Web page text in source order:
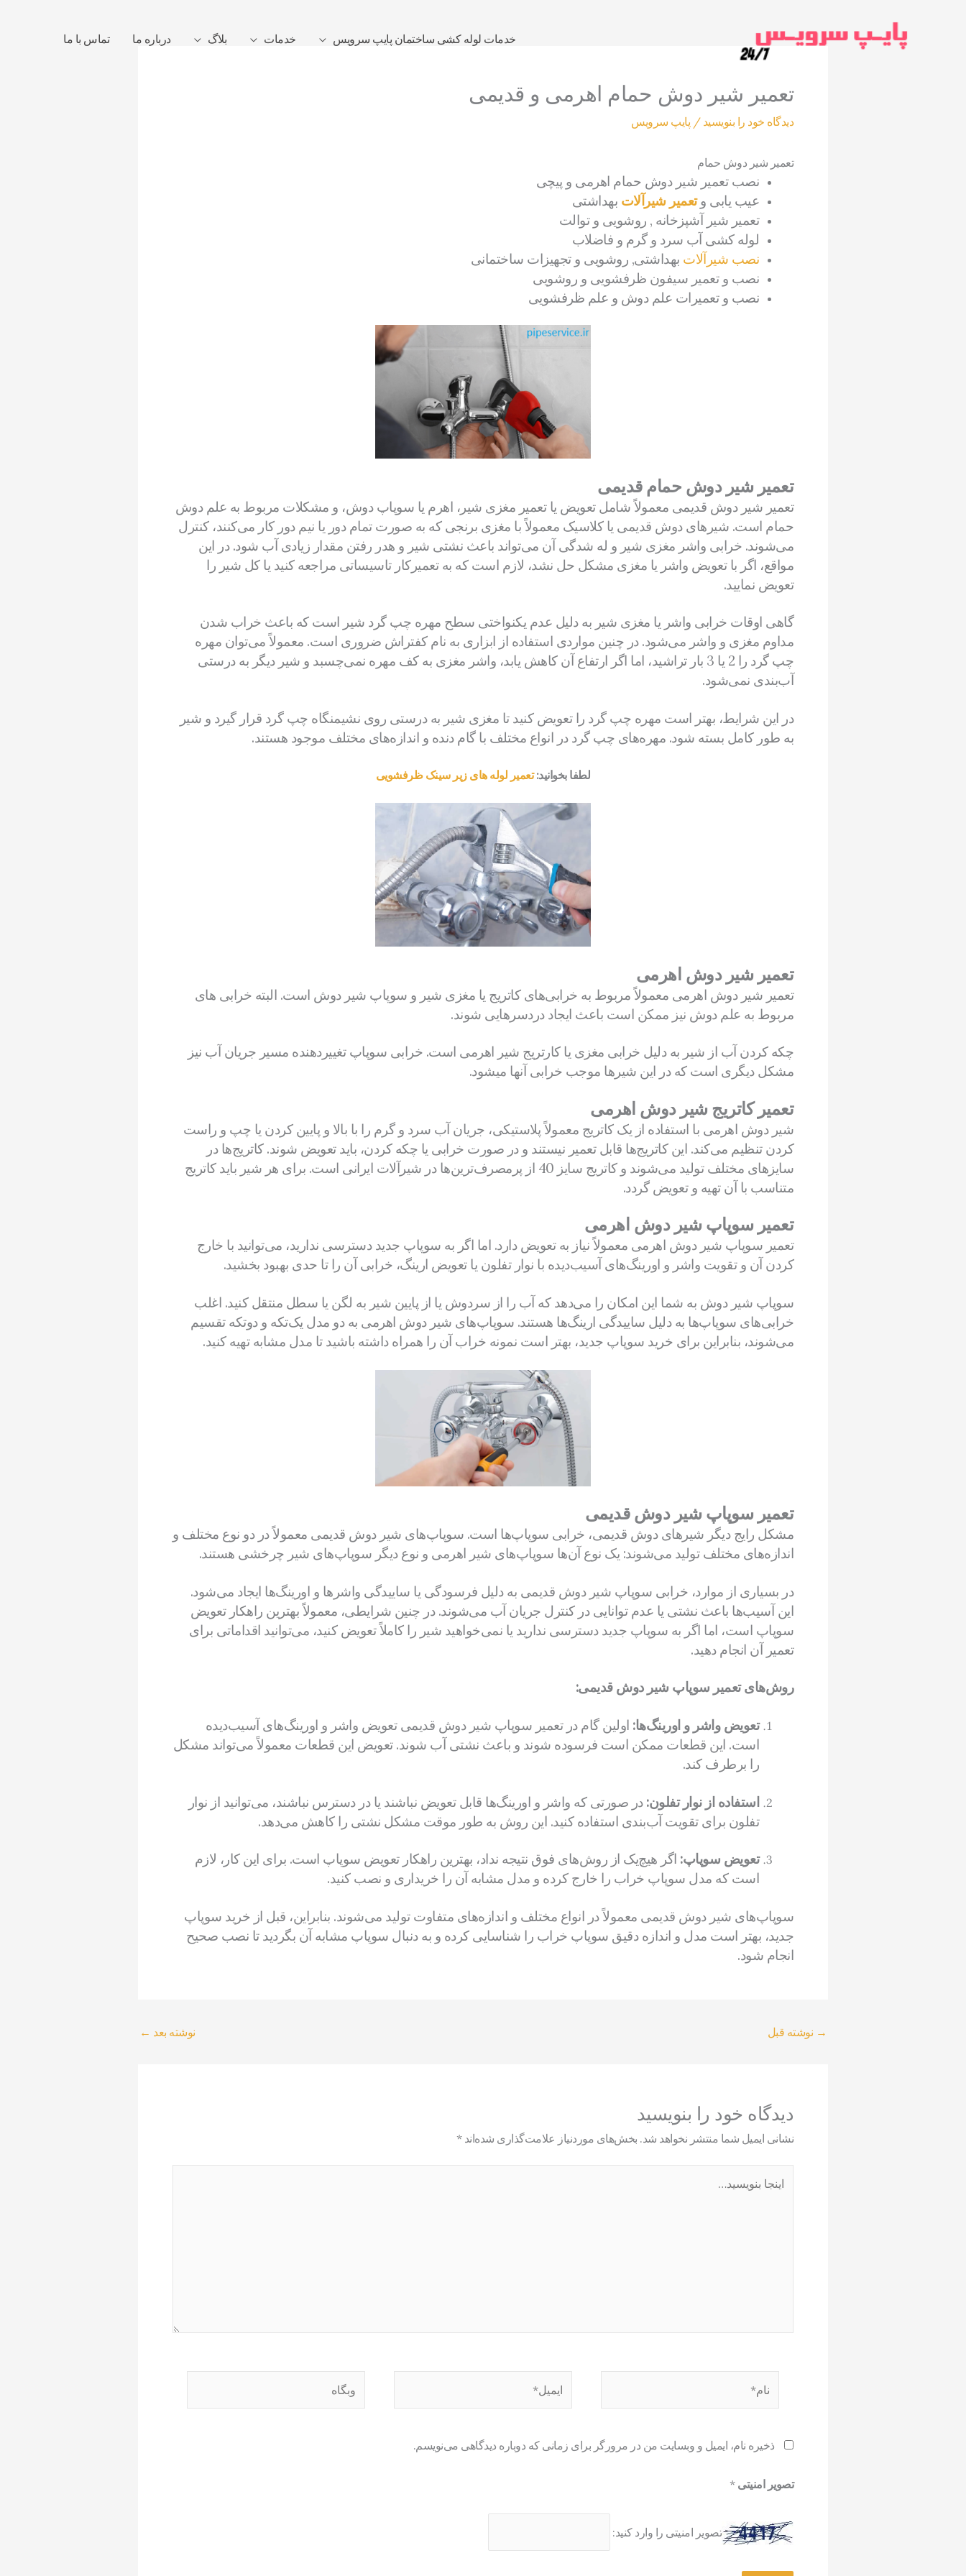
خدمات لوله کشی ساختمان پایپ سرویس خدمات بلاگ درباره ما تماس با ما
تعمیر شیر دوش حمام اهرمی و قدیمی
دیدگاه‌ خود را بنویسید / پایپ سرویس
تعمیر شیر دوش حمام
نصب تعمیر شیر دوش حمام اهرمی و پیچی
عیب یابی وتعمیر شیرآلات بهداشتی
تعمیر شیر آشپزخانه , روشویی و توالت
لوله کشی آب سرد و گرم و فاضلاب
نصب شیرآلات بهداشتی, روشویی و تجهیزات ساختمانی
نصب و تعمیر سیفون ظرفشویی و روشویی
نصب و تعمیرات علم دوش و علم ظرفشویی
تعمیر شیر دوش حمام قدیمی
تعمیر شیر دوش قدیمی معمولاً شامل تعویض یا تعمیر مغزی شیر، اهرم یا سوپاپ دوش، و مشکلات مربوط به علم دوش
حمام است. شیرهای دوش قدیمی یا کلاسیک معمولاً با مغزی برنجی که به صورت تمام دور یا نیم دور کار می‌کنند، کنترل
می‌شوند. خرابی واشر مغزی شیر و له شدگی آن می‌تواند باعث نشتی شیر و هدر رفتن مقدار زیادی آب شود. در این
مواقع، اگر با تعویض واشر یا مغزی مشکل حل نشد، لازم است که به تعمیرکار تاسیساتی مراجعه کنید یا کل شیر را
تعویض نمایید.
گاهی اوقات خرابی واشر یا مغزی شیر به دلیل عدم یکنواختی سطح مهره چپ گرد شیر است که باعث خراب شدن
مداوم مغزی و واشر می‌شود. در چنین مواردی استفاده از ابزاری به نام کفتراش ضروری است. معمولاً می‌توان مهره
چپ گرد را 2 یا 3 بار تراشید، اما اگر ارتفاع آن کاهش یابد، واشر مغزی به کف مهره نمی‌چسبد و شیر دیگر به درستی
آب‌بندی نمی‌شود.
در این شرایط، بهتر است مهره چپ گرد را تعویض کنید تا مغزی شیر به درستی روی نشیمنگاه چپ گرد قرار گیرد و شیر
به طور کامل بسته شود. مهره‌های چپ گرد در انواع مختلف با گام دنده و اندازه‌های مختلف موجود هستند.
لطفا بخوانید:تعمیر لوله های زیر سینک ظرفشویی
تعمیر شیر دوش اهرمی
تعمیر شیر دوش اهرمی معمولاً مربوط به خرابی‌های کاتریج یا مغزی شیر و سوپاپ شیر دوش است. البته خرابی های
مربوط به علم دوش نیز ممکن است باعث ایجاد دردسرهایی شوند.
چکه کردن آب از شیر به دلیل خرابی مغزی یا کارتریج شیر اهرمی است. خرابی سوپاپ تغییردهنده مسیر جریان آب نیز
مشکل دیگری است که در این شیرها موجب خرابی آنها میشود.
تعمیر کاتریج شیر دوش اهرمی
شیر دوش اهرمی با استفاده از یک کاتریج معمولاً پلاستیکی، جریان آب سرد و گرم را با بالا و پایین کردن یا چپ و راست
کردن تنظیم می‌کند. این کاتریج‌ها قابل تعمیر نیستند و در صورت خرابی یا چکه کردن، باید تعویض شوند. کاتریج‌ها در
سایزهای مختلف تولید می‌شوند و کاتریج سایز 40 از پرمصرف‌ترین‌ها در شیرآلات ایرانی است. برای هر شیر باید کاتریج
متناسب با آن تهیه و تعویض گردد.
تعمیر سوپاپ شیر دوش اهرمی
تعمیر سوپاپ شیر دوش اهرمی معمولاً نیاز به تعویض دارد. اما اگر به سوپاپ جدید دسترسی ندارید، می‌توانید با خارج
کردن آن و تقویت واشر و اورینگ‌های آسیب‌دیده با نوار تفلون یا تعویض ارینگ، خرابی آن را تا حدی بهبود بخشید.
سوپاپ شیر دوش به شما این امکان را می‌دهد که آب را از سردوش یا از پایین شیر به لگن یا سطل منتقل کنید. اغلب
خرابی‌های سوپاپ‌ها به دلیل ساییدگی ارینگ‌ها هستند. سوپاپ‌های شیر دوش اهرمی به دو مدل یک‌تکه و دو‌تکه تقسیم
می‌شوند، بنابراین برای خرید سوپاپ جدید، بهتر است نمونه خراب آن را همراه داشته باشید تا مدل مشابه تهیه کنید.
تعمیر سوپاپ شیر دوش قدیمی
مشکل رایج دیگر شیرهای دوش قدیمی، خرابی سوپاپ‌ها است. سوپاپ‌های شیر دوش قدیمی معمولاً در دو نوع مختلف و
اندازه‌های مختلف تولید می‌شوند: یک نوع آن‌ها سوپاپ‌های شیر اهرمی و نوع دیگر سوپاپ‌های شیر چرخشی هستند.
در بسیاری از موارد، خرابی سوپاپ شیر دوش قدیمی به دلیل فرسودگی یا ساییدگی واشرها و اورینگ‌ها ایجاد می‌شود.
این آسیب‌ها باعث نشتی یا عدم توانایی در کنترل جریان آب می‌شوند. در چنین شرایطی، معمولاً بهترین راهکار تعویض
سوپاپ است، اما اگر به سوپاپ جدید دسترسی ندارید یا نمی‌خواهید شیر را کاملاً تعویض کنید، می‌توانید اقداماتی برای
تعمیر آن انجام دهید.
روش‌های تعمیر سوپاپ شیر دوش قدیمی:
تعویض واشر و اورینگ‌ها: اولین گام در تعمیر سوپاپ شیر دوش قدیمی تعویض واشر و اورینگ‌های آسیب‌دیده
است. این قطعات ممکن است فرسوده شوند و باعث نشتی آب شوند. تعویض این قطعات معمولاً می‌تواند مشکل
را برطرف کند.
استفاده از نوار تفلون: در صورتی که واشر و اورینگ‌ها قابل تعویض نباشند یا در دسترس نباشند، می‌توانید از نوار
تفلون برای تقویت آب‌بندی استفاده کنید. این روش به طور موقت مشکل نشتی را کاهش می‌دهد.
تعویض سوپاپ: اگر هیچ‌یک از روش‌های فوق نتیجه نداد، بهترین راهکار تعویض سوپاپ است. برای این کار، لازم
است که مدل سوپاپ خراب را خارج کرده و مدل مشابه آن را خریداری و نصب کنید.
سوپاپ‌های شیر دوش قدیمی معمولاً در انواع مختلف و اندازه‌های متفاوت تولید می‌شوند. بنابراین، قبل از خرید سوپاپ
جدید، بهتر است مدل و اندازه دقیق سوپاپ خراب را شناسایی کرده و به دنبال سوپاپ مشابه آن بگردید تا نصب صحیح
انجام شود.
→ نوشته قبل نوشته بعد ←
دیدگاه‌ خود را بنویسید
نشانی ایمیل شما منتشر نخواهد شد. بخش‌های موردنیاز علامت‌گذاری شده‌اند*
بنویسید…
ذخیره نام، ایمیل و وبسایت من در مرورگر برای زمانی که دوباره دیدگاهی می‌نویسم.
تصویر امنیتی*
تصویر امنیتی را وارد کنید: